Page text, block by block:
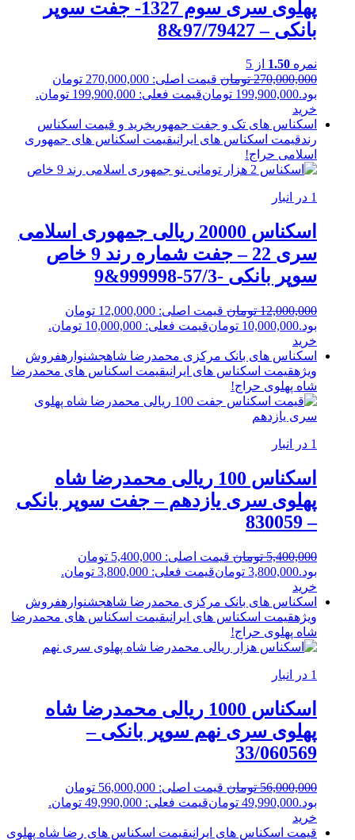
پهلوی سری سوم 1327- جفت سوپر
بانکی – 97/79427&8
نمره 1.50 از 5
270,000,000 تومان
قیمت اصلی: 270,000,000 تومان
بود.199,900,000 تومانقیمت فعلی: 199,900,000 تومان.
خرید
اسکناس های تک و جفت جمهوریخرید و قیمت اسکناس
رندقیمت اسکناس های ایرانیقیمت اسکناس های جمهوری
اسلامی حراج!
1 در انبار
اسکناس 20000 ریالی جمهوری اسلامی
سری 22 – جفت شماره رند 9 خاص
سوپر بانکی -57/3-999998&9
12,000,000 تومان
قیمت اصلی: 12,000,000 تومان
بود.10,000,000 تومانقیمت فعلی: 10,000,000 تومان.
خرید
اسکناس های بانک مرکزی محمدرضا شاهجشنوارهفروش
ویژهقیمت اسکناس های ایرانیقیمت اسکناس های محمدرضا
شاه پهلوی حراج!
1 در انبار
اسکناس 100 ریالی محمدرضا شاه
پهلوی سری یازدهم – جفت سوپر بانکی
– 830059
5,400,000 تومان
قیمت اصلی: 5,400,000 تومان
بود.3,800,000 تومانقیمت فعلی: 3,800,000 تومان.
خرید
اسکناس های بانک مرکزی محمدرضا شاهجشنوارهفروش
ویژهقیمت اسکناس های ایرانیقیمت اسکناس های محمدرضا
شاه پهلوی حراج!
1 در انبار
اسکناس 1000 ریالی محمدرضا شاه
پهلوی سری نهم سوپر بانکی –
33/060569
56,000,000 تومان
قیمت اصلی: 56,000,000 تومان
بود.49,990,000 تومانقیمت فعلی: 49,990,000 تومان.
خرید
قیمت اسکناس های ایرانیقیمت اسکناس های رضا شاه پهلوی